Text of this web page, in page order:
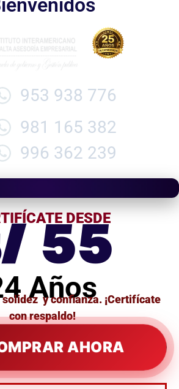
953 938 776
981 165 382
996 362 239
DESDE
55
Años
y confianza. ¡Certifícate
con respaldo!
AHORA